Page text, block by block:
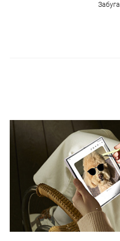
Забуга